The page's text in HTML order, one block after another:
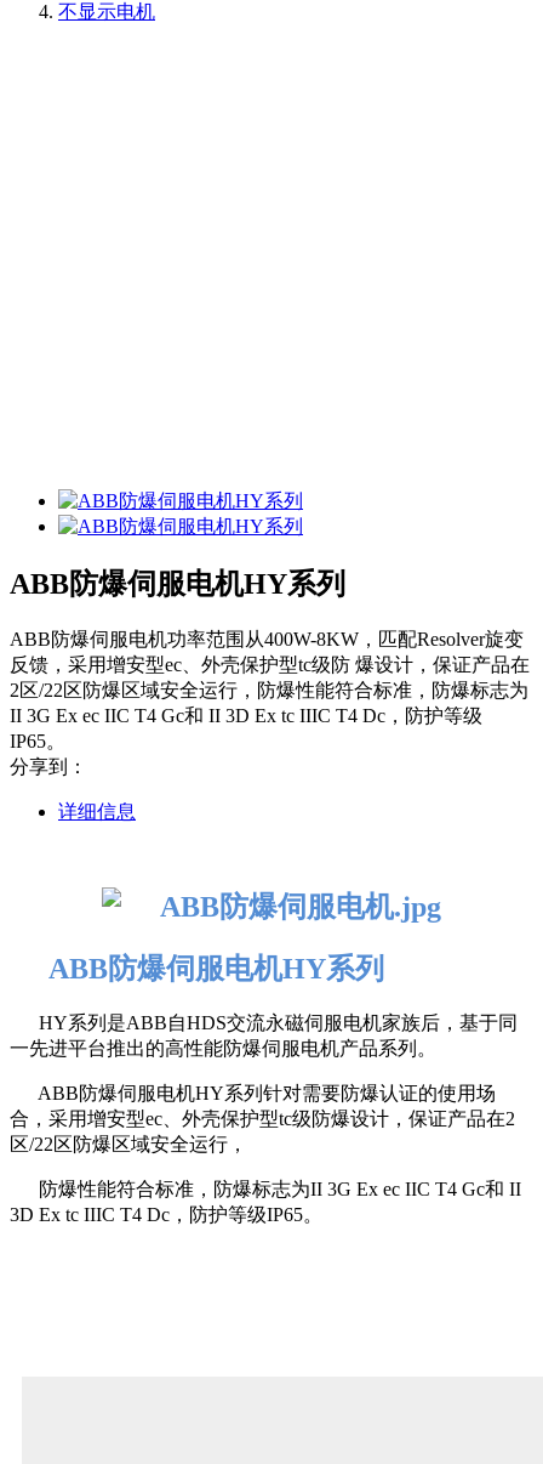
不显示电机
ABB防爆伺服电机HY系列
ABB防爆伺服电机功率范围从400W-8KW，匹配Resolver旋变
反馈，采用增安型ec、外壳保护型tc级防 爆设计，保证产品在
2区/22区防爆区域安全运行，防爆性能符合标准，防爆标志为
II 3G Ex ec IIC T4 Gc和 II 3D Ex tc IIIC T4 Dc，防护等级
IP65。
分享到：
详细信息
ABB防爆伺服电机HY系列
HY系列是ABB自HDS交流永磁伺服电机家族后，基于同
一先进平台推出的高性能防爆伺服电机产品系列。
ABB防爆伺服电机HY系列针对需要防爆认证的使用场
合，采用增安型ec、外壳保护型tc级防爆设计，保证产品在2
区/22区防爆区域安全运行，
防爆性能符合标准，防爆标志为II 3G Ex ec IIC T4 Gc和 II
3D Ex tc IIIC T4 Dc，防护等级IP65。